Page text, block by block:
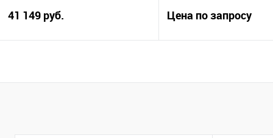
мАч, 75E-L0N-C112XE
41 149 руб.
Mobile 6.5, аккумулятор
Цена по запросу